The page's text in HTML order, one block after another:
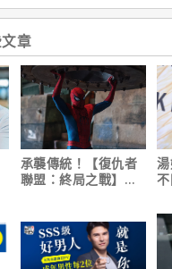
章
承襲傳統！【復仇者
聯盟：終局之戰】導